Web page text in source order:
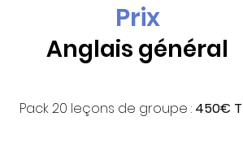
Pack 20 leçons de groupe : 450€
Prix
Anglais général